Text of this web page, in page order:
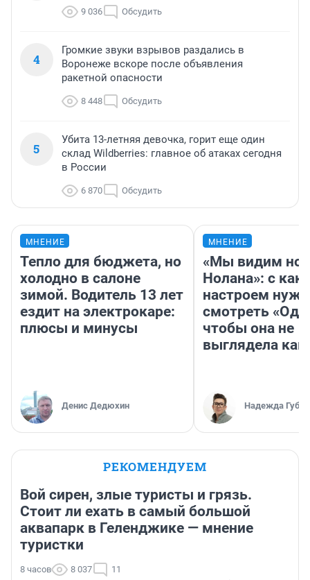
9 036 Обсудить
4
Громкие звуки взрывов раздались в
Воронеже вскоре после объявления
ракетной опасности
8 448 Обсудить
5
Убита 13-летняя девочка, горит еще один
склад Wildberries: главное об атаках сегодня
в России
6 870 Обсудить
МНЕНИЕ
Тепло для бюджета, но
холодно в салоне
зимой. Водитель 13 лет
ездит на электрокаре:
плюсы и минусы
Денис Дедюхин
МНЕНИЕ
«Мы видим
Нолана»: с
настроем
смотреть
чтобы она не
выглядела как
Надежда
РЕКОМЕНДУЕМ
Вой сирен, злые туристы и грязь.
Стоит ли ехать в самый большой
аквапарк в Геленджике — мнение
туристки
8 часов 8 037 11